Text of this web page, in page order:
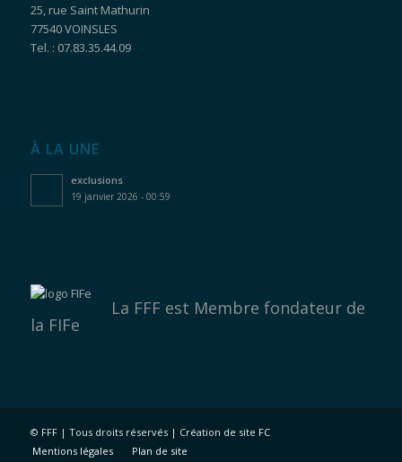
25, rue Saint Mathurin
77540 VOINSLES
Tel. : 07.83.35.44.09
À LA UNE
exclusions
19 janvier 2026 - 00:59
La FFF est Membre fondateur de
la FIFe
© FFF | Tous droits réservés | Création de site FC
Mentions légales
Plan de site